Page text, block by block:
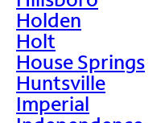
Holden
Holt
House Springs
Huntsville
Imperial